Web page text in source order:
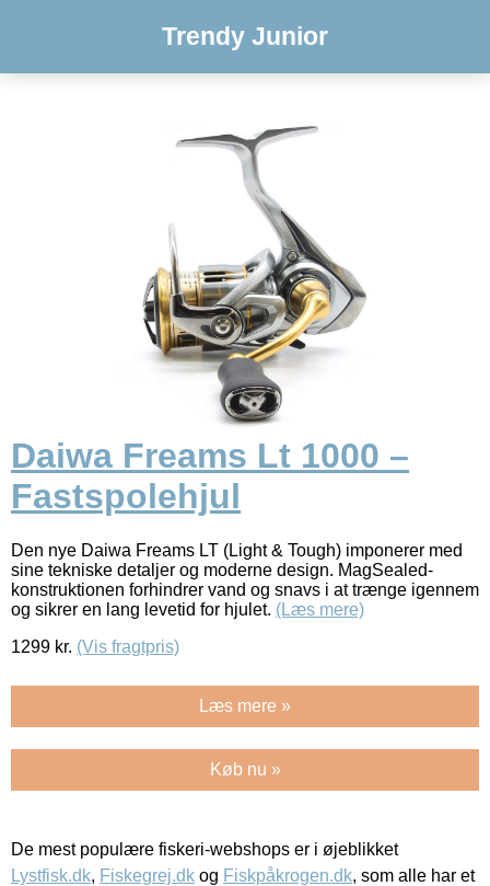
Trendy Junior
Daiwa Freams Lt 1000 –
Fastspolehjul
Den nye Daiwa Freams LT (Light & Tough) imponerer med
sine tekniske detaljer og moderne design. MagSealed-
konstruktionen forhindrer vand og snavs i at trænge igennem
og sikrer en lang levetid for hjulet. (Læs mere)
1299 kr. (Vis fragtpris)
Læs mere »
Køb nu »
De mest populære fiskeri-webshops er i øjeblikket
Lystfisk.dk, Fiskegrej.dk og Fiskpåkrogen.dk, som alle har et